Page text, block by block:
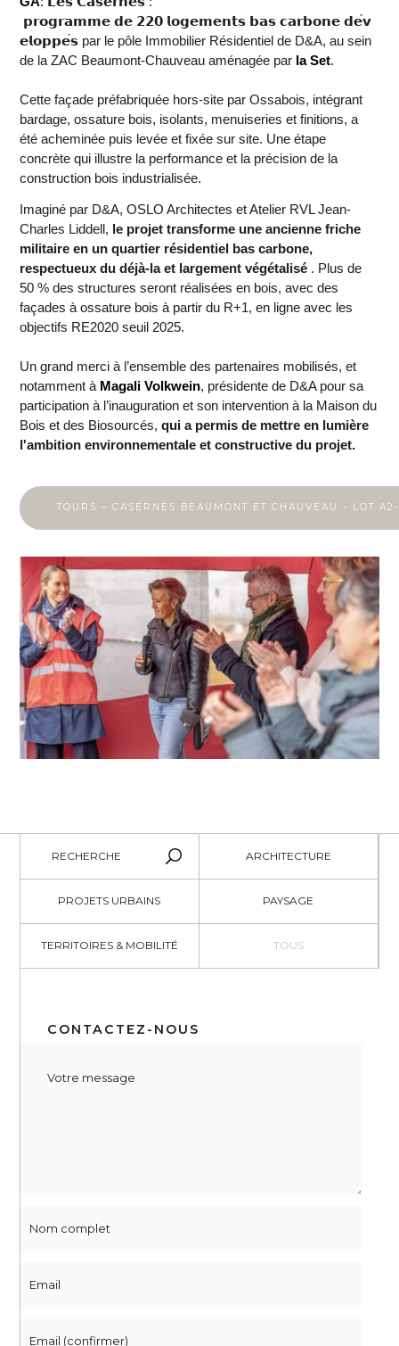
𝗽𝗿𝗼𝗴𝗿𝗮𝗺𝗺𝗲 𝗱𝗲 𝟮𝟮𝟬 𝗹𝗼𝗴𝗲𝗺𝗲𝗻𝘁𝘀 𝗯𝗮𝘀 𝗰𝗮𝗿𝗯𝗼𝗻𝗲 𝗱𝗲𝘃
𝗲𝗹𝗼𝗽𝗽𝗲𝘀 par le pôle Immobilier Résidentiel de D&A, au sein
de la ZAC Beaumont-Chauveau aménagée par la Set.
Cette façade préfabriquée hors-site par Ossabois, intégrant
bardage, ossature bois, isolants, menuiseries et finitions, a
été acheminée puis levée et fixée sur site. Une étape
concrète qui illustre la performance et la précision de la
construction bois industrialisée.
Imaginé par D&A, OSLO Architectes et Atelier RVL Jean-
Charles Liddell, le projet transforme une ancienne friche
militaire en un quartier résidentiel bas carbone,
respectueux du déjà-la et largement végétalisé . Plus de
50 % des structures seront réalisées en bois, avec des
façades à ossature bois à partir du R+1, en ligne avec les
objectifs RE2020 seuil 2025.
Un grand merci à l’ensemble des partenaires mobilisés, et
notamment à Magali Volkwein, présidente de D&A pour sa
participation à l’inauguration et son intervention à la Maison du
Bois et des Biosourcés,qui a permis de mettre en lumière
l'ambition environnementale et constructive du projet.
TOURS – CASERNES BEAUMONT ET CHAUVEAU - LOT
RECHERCHE ARCHITECTURE
PROJETS URBAINS PAYSAGE
TERRITOIRES & MOBILITÉ TOUS
CONTACTEZ-NOUS